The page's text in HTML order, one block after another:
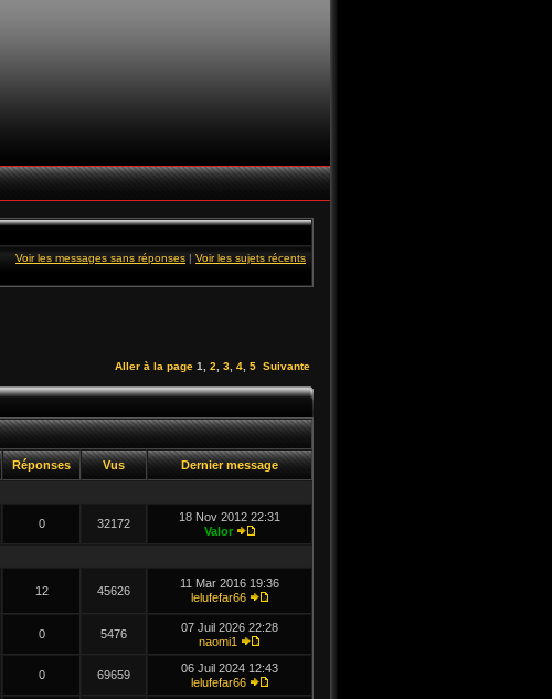
Voir les messages sans réponses | Voir les sujets récents
Aller à la page 1 2 3 4 5 Suivante
Réponses Vus Dernier message
0 32172
18 Nov 2012 22:31
Valor
12 45626
11 Mar 2016 19:36
lelufefar66
0 5476
07 Juil 2026 22:28
naomi1
0 69659
06 Juil 2024 12:43
lelufefar66